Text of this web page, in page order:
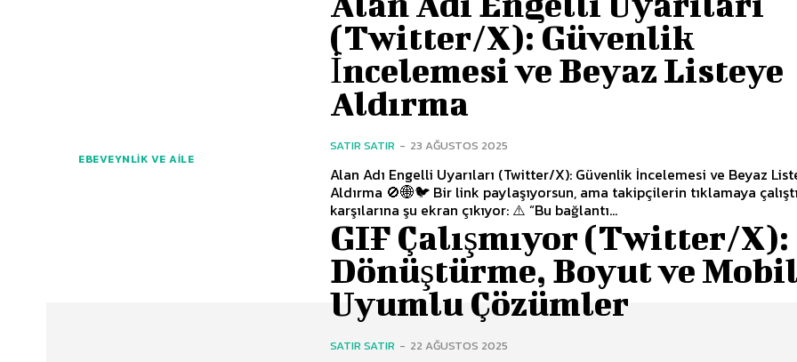
EBEVEYNLIK VE AILE
(Twitter/X): Güvenlik
İncelemesi ve Beyaz Listeye
Aldırma
SATIR SATIR - 23 AĞUSTOS 2025
Alan Adı Engelli Uyarıları (Twitter/X): Güvenlik İncelemesi ve Beyaz
Aldırma 🚫🌐🐦 Bir link paylaşıyorsun, ama takipçilerin tıklamaya
karşılarına şu ekran çıkıyor: ⚠️ “Bu bağlantı...
GIF Çalışmıyor (Twitter/X):
Dönüştürme, Boyut ve Mobil
Uyumlu Çözümler
SATIR SATIR - 22 AĞUSTOS 2025